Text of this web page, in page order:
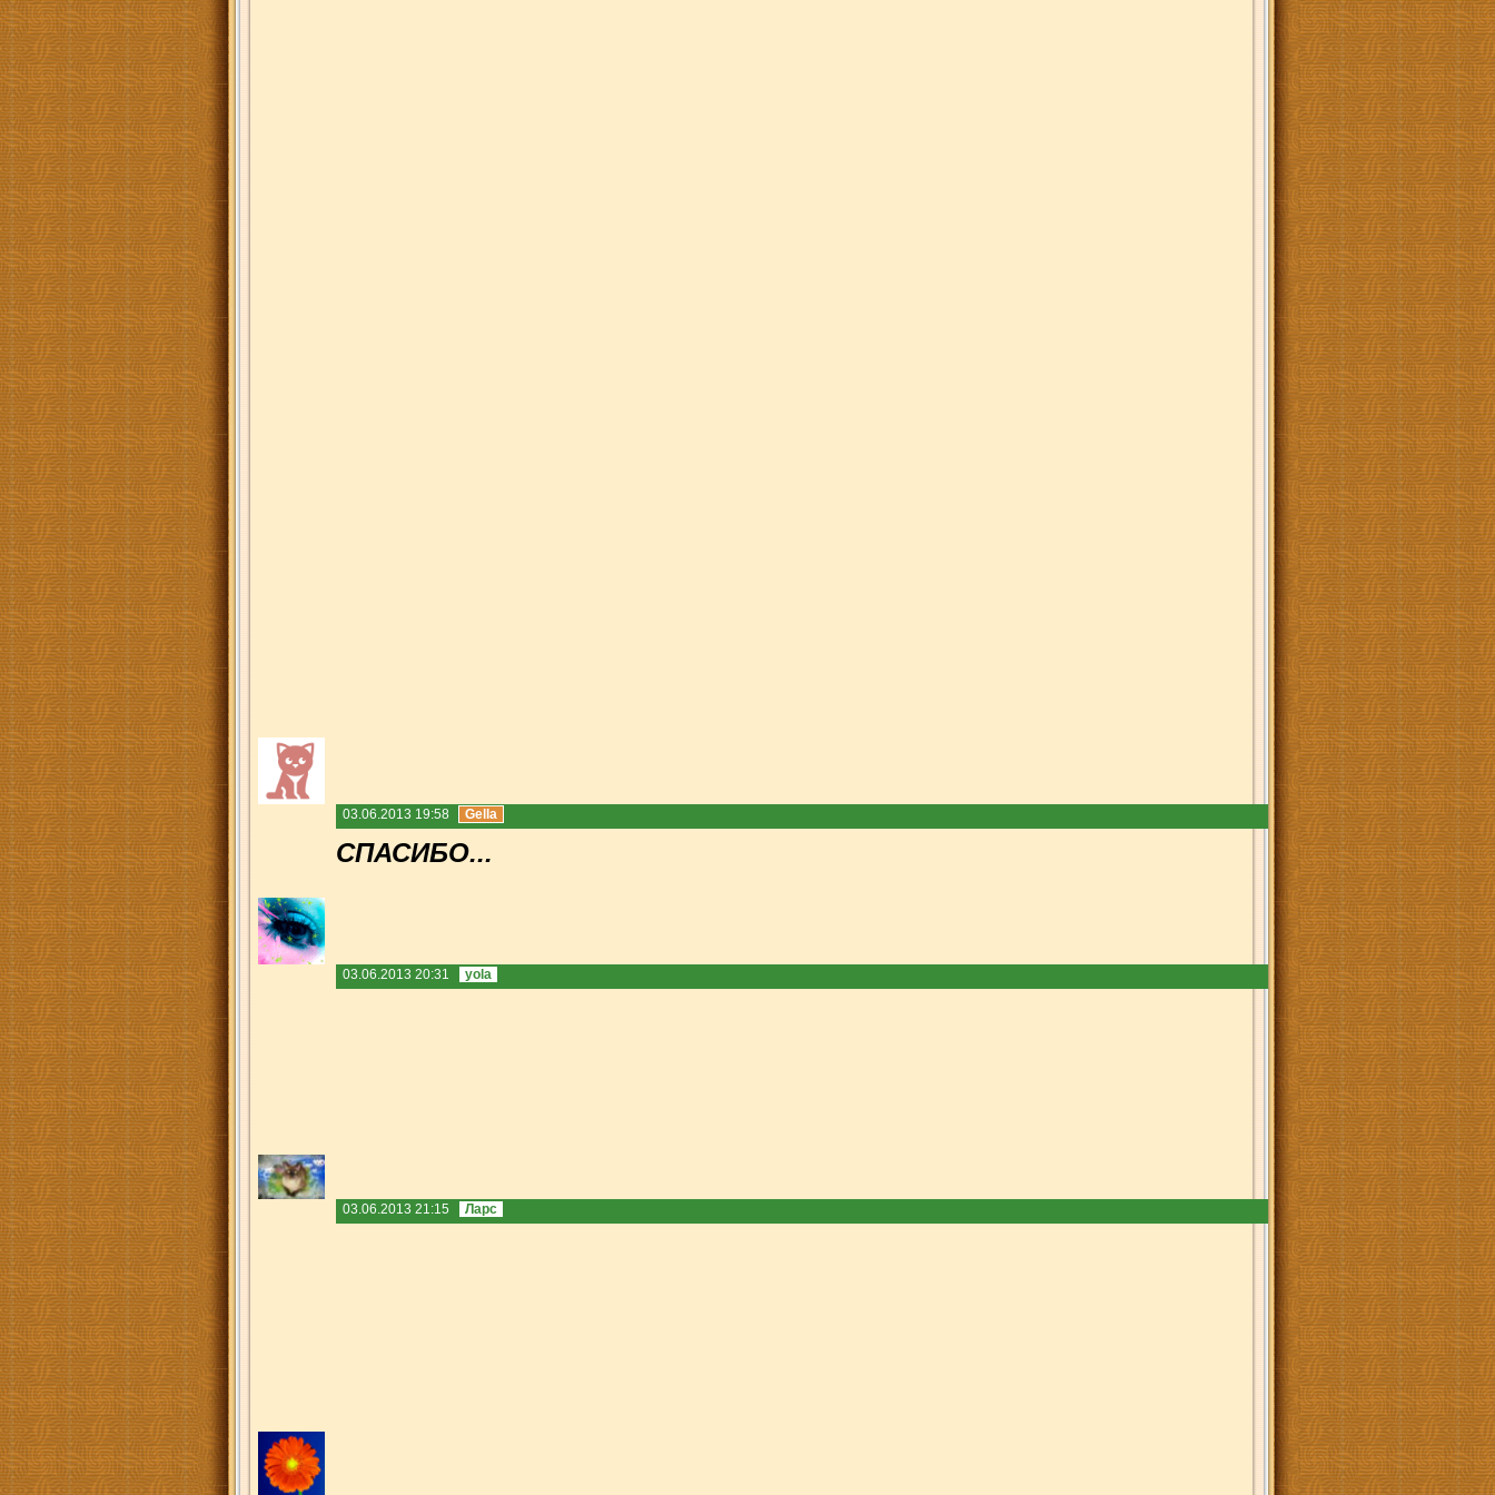
03.06.2013 19:58 Gella
СПАСИБО...
03.06.2013 20:31 yola
03.06.2013 21:15 Ларс